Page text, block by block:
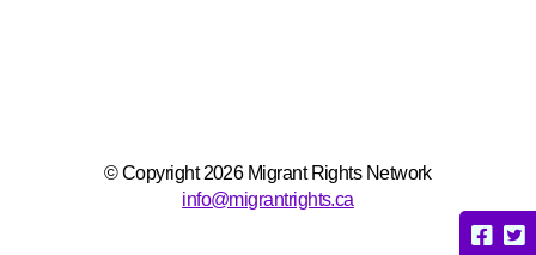
© Copyright 2026 Migrant Rights Network
info@migrantrights.ca